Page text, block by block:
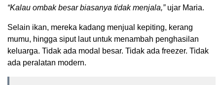
“Kalau ombak besar biasanya tidak menjala,”ujar Maria.
Selain ikan, mereka kadang menjual kepiting, kerang
mumu, hingga siput laut untuk menambah penghasilan
keluarga. Tidak ada modal besar. Tidak ada freezer. Tidak
ada peralatan modern.